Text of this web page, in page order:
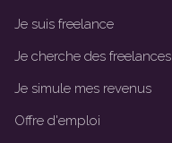
Je suis freelance
Je cherche des freelances
Je simule mes revenus
Offre d'emploi